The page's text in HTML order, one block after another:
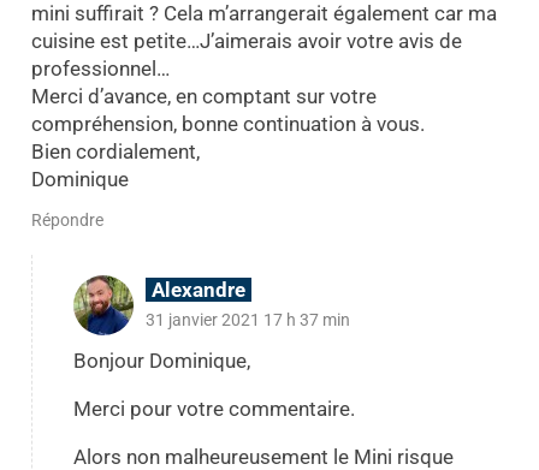
mini suffirait ? Cela m’arrangerait également car ma
cuisine est petite…J’aimerais avoir votre avis de
professionnel…
Merci d’avance, en comptant sur votre
compréhension, bonne continuation à vous.
Bien cordialement,
Dominique
Répondre
Alexandre
31 janvier 2021 17 h 37 min
Bonjour Dominique,
Merci pour votre commentaire.
Alors non malheureusement le Mini risque